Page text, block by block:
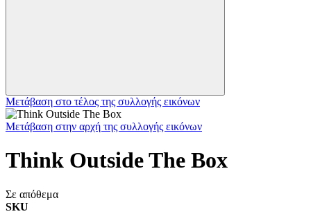
Μετάβαση στο τέλος της συλλογής εικόνων
Μετάβαση στην αρχή της συλλογής εικόνων
Think Outside The Box
Σε απόθεμα
SKU